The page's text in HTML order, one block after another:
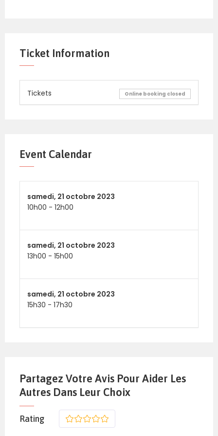
Ticket Information
Tickets Online booking closed
Event Calendar
samedi, 21 octobre 2023
10h00 - 12h00
samedi, 21 octobre 2023
13h00 - 15h00
samedi, 21 octobre 2023
15h30 - 17h30
Partagez Votre Avis Pour Aider Les
Autres Dans Leur Choix
Rating 5
4
3
2